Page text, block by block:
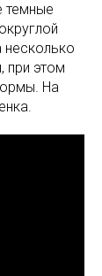
темные
этом
На